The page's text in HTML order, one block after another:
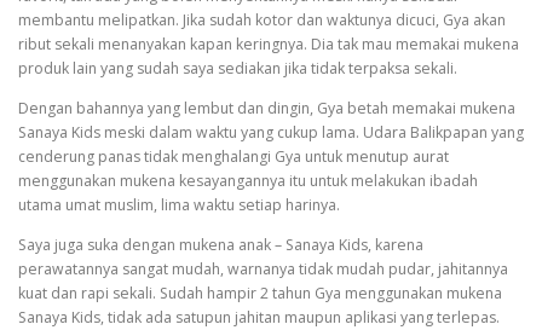
membantu melipatkan. Jika sudah kotor dan waktunya dicuci, Gya akan
ribut sekali menanyakan kapan keringnya. Dia tak mau memakai mukena
produk lain yang sudah saya sediakan jika tidak terpaksa sekali.
Dengan bahannya yang lembut dan dingin, Gya betah memakai mukena
Sanaya Kids meski dalam waktu yang cukup lama. Udara Balikpapan yang
cenderung panas tidak menghalangi Gya untuk menutup aurat
menggunakan mukena kesayangannya itu untuk melakukan ibadah
utama umat muslim, lima waktu setiap harinya.
Saya juga suka dengan mukena anak – Sanaya Kids, karena
perawatannya sangat mudah, warnanya tidak mudah pudar, jahitannya
kuat dan rapi sekali. Sudah hampir 2 tahun Gya menggunakan mukena
Sanaya Kids, tidak ada satupun jahitan maupun aplikasi yang terlepas.